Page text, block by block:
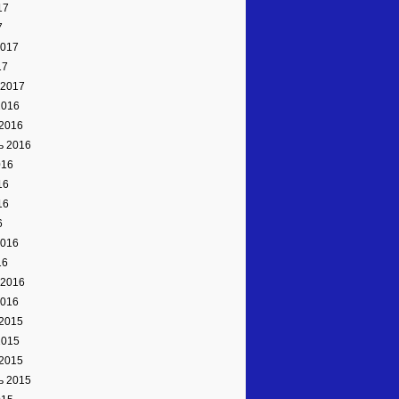
2016
2015